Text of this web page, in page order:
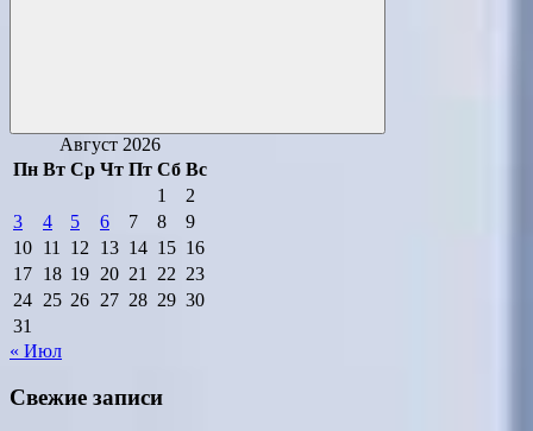
Поиск
Август 2026
Пн Вт Ср Чт Пт Сб Вс
1
2
3
4 5 6 7 8
9
10 11 12 13 14 15 16
17 18 19 20 21 22 23
24 25 26 27 28 29 30
31
« Июл
Свежие записи